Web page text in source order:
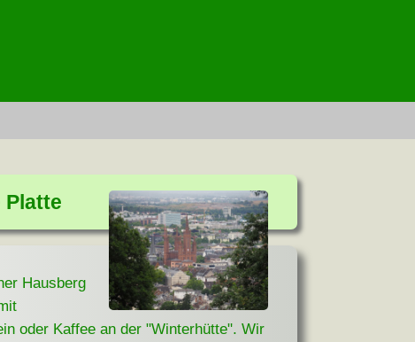
Platte
Hausberg
oder Kaffee an der "Winterhütte". Wir